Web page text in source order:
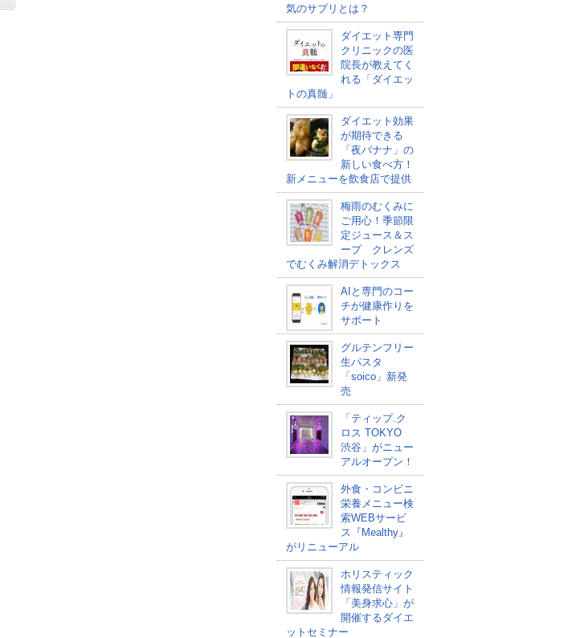
気のサプリとは？
ダイエット専門
クリニックの医
院長が教えてく
れる「ダイエッ
トの真髄」
ダイエット効果
が期待できる
「夜バナナ」の
新しい食べ方！
新メニューを飲食店で提供
梅雨のむくみに
ご用心！季節限
定ジュース＆ス
ープ クレンズ
でむくみ解消デトックス
AIと専門のコー
チが健康作りを
サポート
グルテンフリー
生パスタ
「soico」新発
売
「ティップ.ク
ロス TOKYO
渋谷」がニュー
アルオープン！
外食・コンビニ
栄養メニュー検
索WEBサービ
ス『Mealthy』
がリニューアル
ホリスティック
情報発信サイト
「美身求心」が
開催するダイエ
ットセミナー